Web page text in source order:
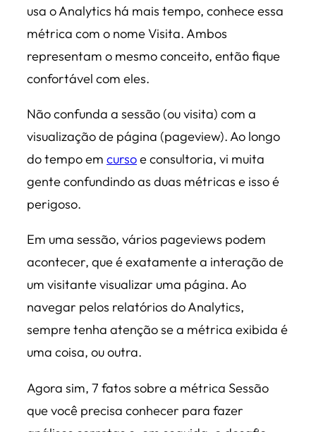
usa o Analytics há mais tempo, conhece essa
métrica com o nome Visita. Ambos
representam o mesmo conceito, então fique
confortável com eles.
Não confunda a sessão (ou visita) com a
visualização de página (pageview). Ao longo
do tempo em cursoe consultoria, vi muita
gente confundindo as duas métricas e isso é
perigoso.
Em uma sessão, vários pageviews podem
acontecer, que é exatamente a interação de
um visitante visualizar uma página. Ao
navegar pelos relatórios do Analytics,
sempre tenha atenção se a métrica exibida é
uma coisa, ou outra.
Agora sim, 7 fatos sobre a métrica Sessão
que você precisa conhecer para fazer